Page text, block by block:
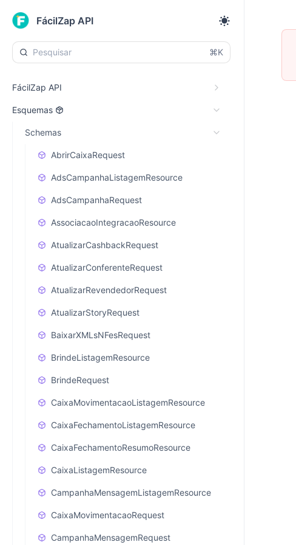
FácilZap API
⌘K
FácilZap API
Esquemas
Schemas
AbrirCaixaRequest
AdsCampanhaListagemResource
AdsCampanhaRequest
AssociacaoIntegracaoResource
AtualizarCashbackRequest
AtualizarConferenteRequest
AtualizarRevendedorRequest
AtualizarStoryRequest
BaixarXMLsNFesRequest
BrindeListagemResource
BrindeRequest
CaixaMovimentacaoListagemResource
CaixaFechamentoListagemResource
CaixaFechamentoResumoResource
CaixaListagemResource
CampanhaMensagemListagemResource
CaixaMovimentacaoRequest
CampanhaMensagemRequest